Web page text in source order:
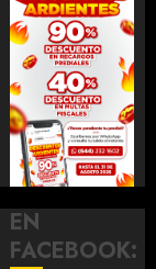
EN
FACEBOOK: